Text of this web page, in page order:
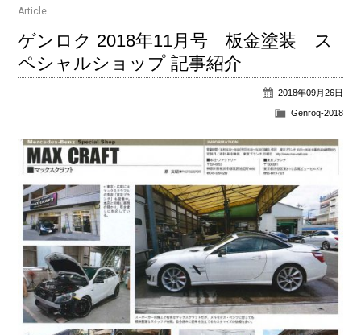
Works
Information
Article
ゲンロク 2018年11月号 板金塗装 ス
ペシャルショップ 記事紹介
2018年09月26日
Genroq-2018